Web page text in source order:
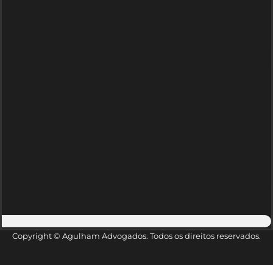
Copyright © Agulham Advogados. Todos os direitos reservados.